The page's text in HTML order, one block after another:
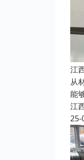
江
从
能
江
25-